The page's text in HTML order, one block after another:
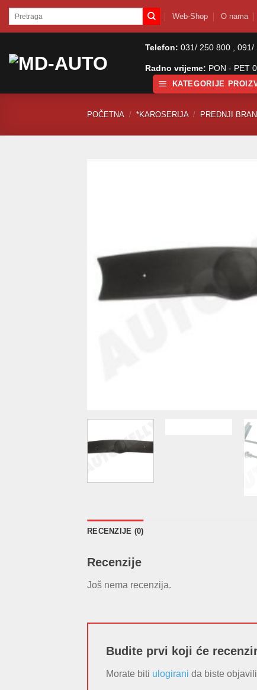
SkipPretraži: Web-Shop O nama
Telefon: 031/ 250 800 , 091/
Radno vrijeme: PON - PET
KATEGORIJE
POČETNA / *KAROSERIJA / PREDNJI
RECENZIJE (0)
Recenzije
Još nema recenzija.
Budite prvi koji će
Morate biti ulogirani da biste